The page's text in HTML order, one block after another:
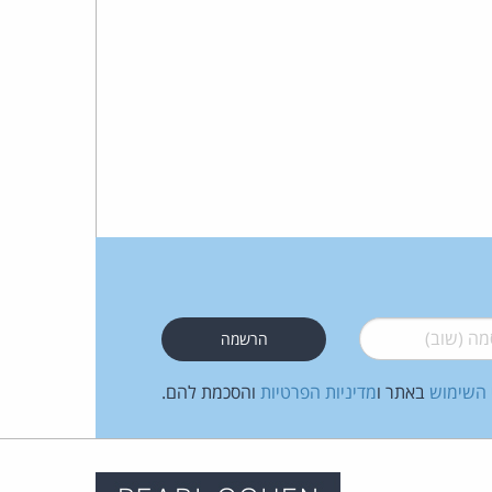
(שוב)*
השימוש באתר ומדיניות הפרטיות והסכמת להם.